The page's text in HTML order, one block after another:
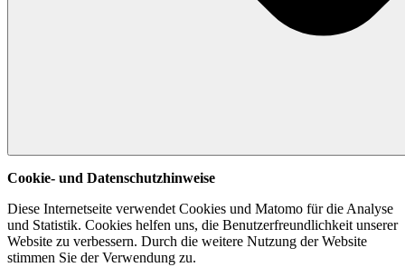
Cookie- und Datenschutzhinweise
Diese Internetseite verwendet Cookies und Matomo für die Analyse
und Statistik. Cookies helfen uns, die Benutzerfreundlichkeit unserer
Website zu verbessern. Durch die weitere Nutzung der Website
stimmen Sie der Verwendung zu.